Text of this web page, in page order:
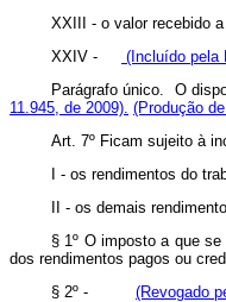
XXIII - o valor
XXIV -
(Incluído pela
Parágrafo único. O
11.945, de 2009). (Produção
Art. 7º Ficam sujeito à
I - os rendimentos do
II - os demais
§ 1º O imposto a que
dos rendimentos pagos ou
§ 2º - (Revogado